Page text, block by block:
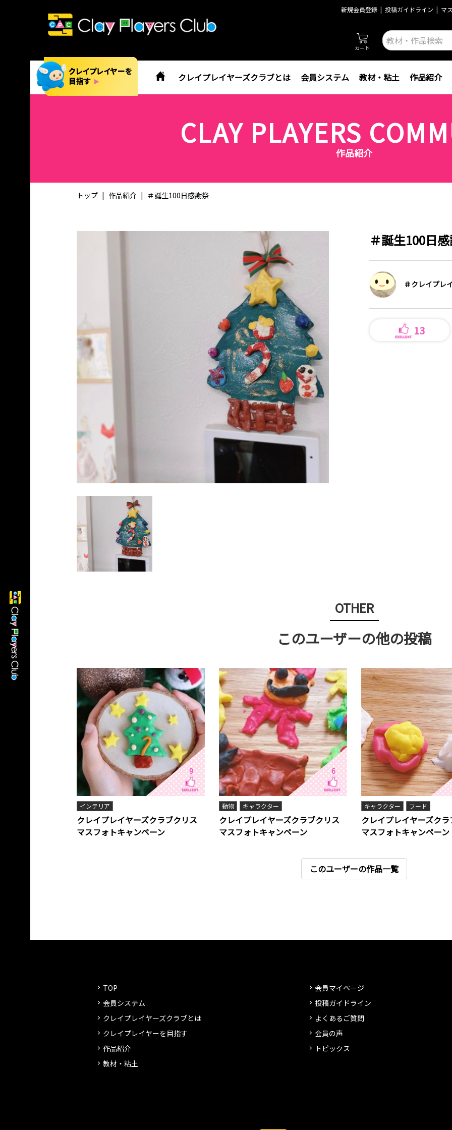
新規会員登録 投稿ガイドライン マ
カート
クレイプレイヤーズクラブとは 会員システム 教材・粘土 作品紹介
CLAY PLAYERS
作品紹介
トップ 作品紹介 ＃誕生100日感謝祭
＃誕生100日
＃クレイプレ
13
OTHER
このユーザーの他の投稿
9
インテリア
クレイプレイヤーズクラブクリス
マスフォトキャンペーン
6
動物 キャラクター
クレイプレイヤーズクラブクリス
マスフォトキャンペーン
キャラクター フード
クレイプレイヤーズク
マスフォトキャンペーン
このユーザーの作品一覧
TOP
会員システム
クレイプレイヤーズクラブとは
クレイプレイヤーを目指す
作品紹介
教材・粘土
会員マイページ
投稿ガイドライン
よくあるご質問
会員の声
トピックス